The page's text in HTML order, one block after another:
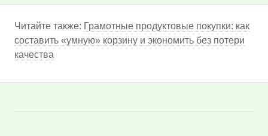
Читайте также: Грамотные продуктовые покупки: как
составить «умную» корзину и экономить без потери
качества